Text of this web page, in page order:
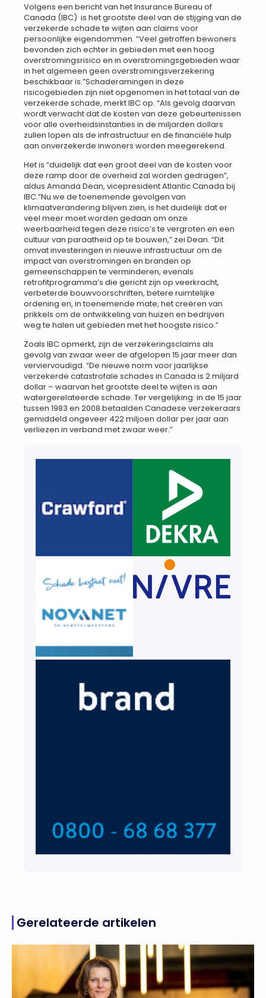
Volgens een bericht van het Insurance Bureau of
Canada (IBC) is het grootste deel van de stijging van de
verzekerde schade te wijten aan claims voor
persoonlijke eigendommen. “Veel getroffen bewoners
bevonden zich echter in gebieden met een hoog
overstromingsrisico en in overstromingsgebieden waar
in het algemeen geen overstromingsverzekering
beschikbaar is.”Schaderamingen in deze
risicogebieden zijn niet opgenomen in het totaal van de
verzekerde schade, merkt IBC op. “Als gevolg daarvan
wordt verwacht dat de kosten van deze gebeurtenissen
voor alle overheidsinstanties in de miljarden dollars
zullen lopen als de infrastructuur en de financiële hulp
aan onverzekerde inwoners worden meegerekend.
Het is “duidelijk dat een groot deel van de kosten voor
deze ramp door de overheid zal worden gedragen”,
aldus Amanda Dean, vicepresident Atlantic Canada bij
IBC.”Nu we de toenemende gevolgen van
klimaatverandering blijven zien, is het duidelijk dat er
veel meer moet worden gedaan om onze
weerbaarheid tegen deze risico’s te vergroten en een
cultuur van paraatheid op te bouwen,” zei Dean. “Dit
omvat investeringen in nieuwe infrastructuur om de
impact van overstromingen en branden op
gemeenschappen te verminderen, evenals
retrofitprogramma’s die gericht zijn op veerkracht,
verbeterde bouwvoorschriften, betere ruimtelijke
ordening en, in toenemende mate, het creëren van
prikkels om de ontwikkeling van huizen en bedrijven
weg te halen uit gebieden met het hoogste risico.”
Zoals IBC opmerkt, zijn de verzekeringsclaims als
gevolg van zwaar weer de afgelopen 15 jaar meer dan
verviervoudigd. “De nieuwe norm voor jaarlijkse
verzekerde catastrofale schades in Canada is 2 miljard
dollar – waarvan het grootste deel te wijten is aan
watergerelateerde schade. Ter vergelijking: in de 15 jaar
tussen 1983 en 2008 betaalden Canadese verzekeraars
gemiddeld ongeveer 422 miljoen dollar per jaar aan
verliezen in verband met zwaar weer.”
Gerelateerde artikelen